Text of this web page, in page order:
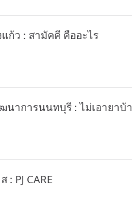
ก้ว : สามัคคี คืออะไร
นาการนนทบุรี : ไม่เอายาบ้า
PJ CARE